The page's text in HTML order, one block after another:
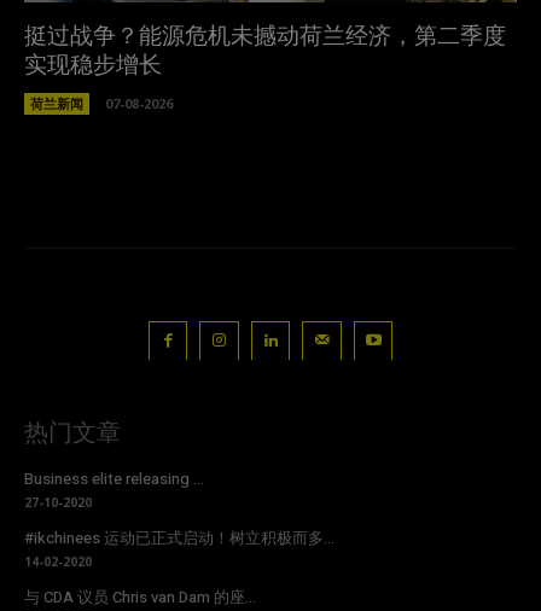
挺过战争？能源危机未撼动荷兰经济，第二季度
实现稳步增长
荷兰新闻 07-08-2026
热门文章
Business elite releasing ...
27-10-2020
#ikchinees 运动已正式启动！树立积极而多...
14-02-2020
与 CDA 议员 Chris van Dam 的座...